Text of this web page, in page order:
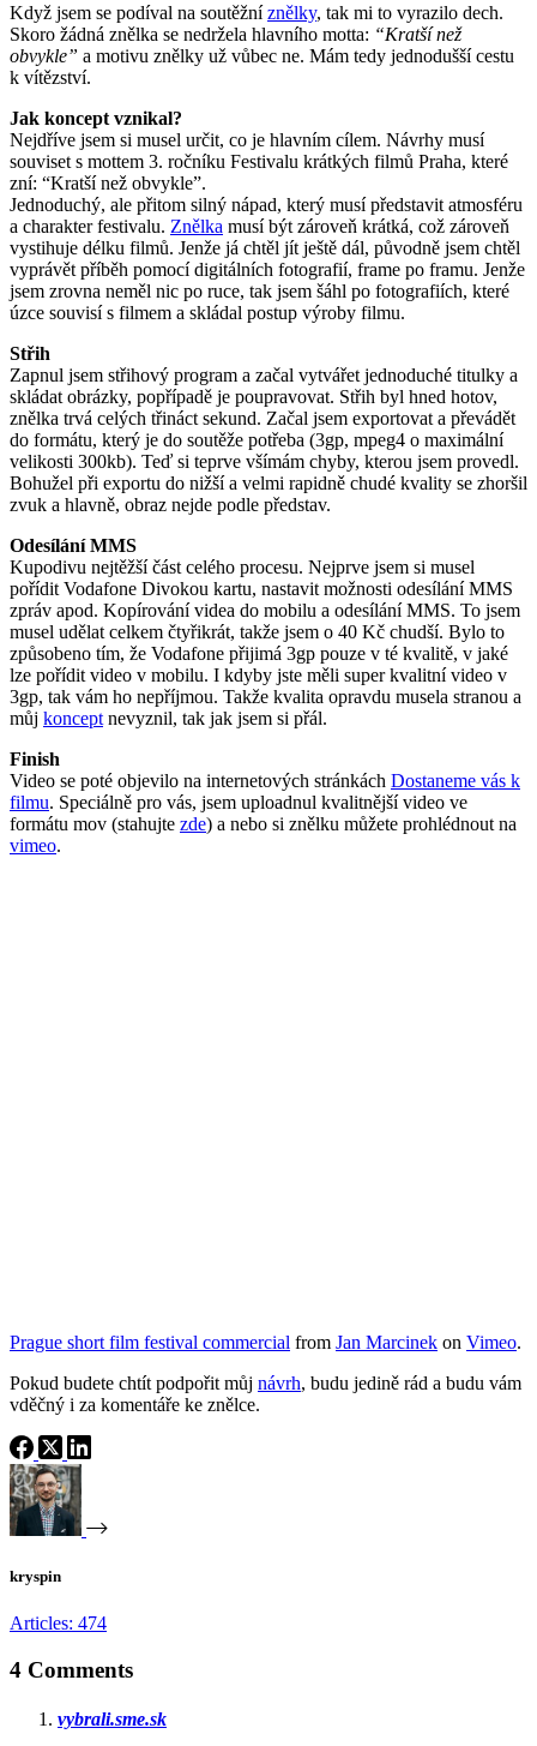
Když jsem se podíval na soutěžníznělky, tak mi to vyrazilo dech.
Skoro žádná znělka se nedržela hlavního motta: “Kratší než
obvykle” a motivu znělky už vůbec ne. Mám tedy jednodušší cestu
k vítězství.
Jak koncept vznikal?
Nejdříve jsem si musel určit, co je hlavním cílem. Návrhy musí
souviset s mottem 3. ročníku Festivalu krátkých filmů Praha, které
zní: “Kratší než obvykle”.
Jednoduchý, ale přitom silný nápad, který musí představit atmosféru
a charakter festivalu. Znělka musí být zároveň krátká, což zároveň
vystihuje délku filmů. Jenže já chtěl jít ještě dál, původně jsem chtěl
vyprávět příběh pomocí digitálních fotografií, frame po framu. Jenže
jsem zrovna neměl nic po ruce, tak jsem šáhl po fotografiích, které
úzce souvisí s filmem a skládal postup výroby filmu.
Střih
Zapnul jsem střihový program a začal vytvářet jednoduché titulky a
skládat obrázky, popřípadě je poupravovat. Střih byl hned hotov,
znělka trvá celých třináct sekund. Začal jsem exportovat a převádět
do formátu, který je do soutěže potřeba (3gp, mpeg4 o maximální
velikosti 300kb). Teď si teprve všímám chyby, kterou jsem provedl.
Bohužel při exportu do nižší a velmi rapidně chudé kvality se zhoršil
zvuk a hlavně, obraz nejde podle představ.
Odesílání MMS
Kupodivu nejtěžší část celého procesu. Nejprve jsem si musel
pořídit Vodafone Divokou kartu, nastavit možnosti odesílání MMS
zpráv apod. Kopírování videa do mobilu a odesílání MMS. To jsem
musel udělat celkem čtyřikrát, takže jsem o 40 Kč chudší. Bylo to
způsobeno tím, že Vodafone přijimá 3gp pouze v té kvalitě, v jaké
lze pořídit video v mobilu. I kdyby jste měli super kvalitní video v
3gp, tak vám ho nepříjmou. Takže kvalita opravdu musela stranou a
můj koncept nevyznil, tak jak jsem si přál.
Finish
Video se poté objevilo na internetových stránkách Dostaneme vás k
filmu. Speciálně pro vás, jsem uploadnul kvalitnější video ve
formátu mov (stahujte zde) a nebo si znělku můžete prohlédnout na
vimeo.
Prague short film festival commercial from Jan Marcinek on Vimeo.
Pokud budete chtít podpořit můj návrh, budu jedině rád a budu vám
vděčný i za komentáře ke znělce.
kryspin
Articles: 474
4 Comments
vybrali.sme.sk